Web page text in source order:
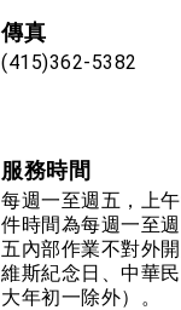
傳真
(415)362-5382
服務時間
每週一至週五，上
件時間為每週一至
五內部作業不對外
維斯紀念日、中華
大年初一除外）。